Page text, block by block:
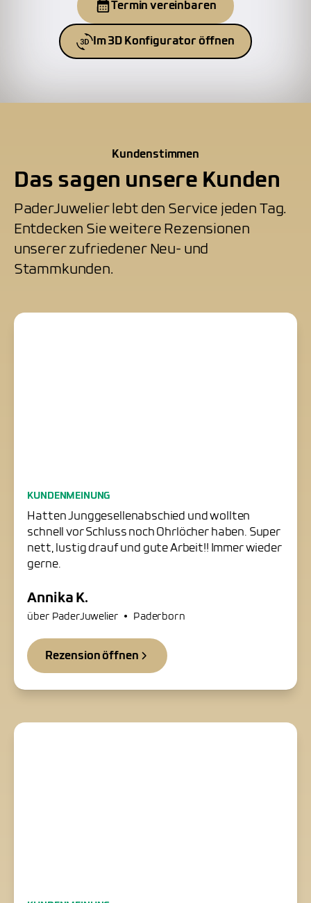
Termin vereinbaren
Im 3D Konfigurator öffnen
Kundenstimmen
Das sagen unsere Kunden
PaderJuwelier lebt den Service jeden Tag.
Entdecken Sie weitere Rezensionen
unserer zufriedener Neu- und
Stammkunden.
Junggesellenabschied
erfolgreich gerettet
KUNDENMEINUNG
Hatten Junggesellenabschied und wollten
schnell vor Schluss noch Ohrlöcher haben. Super
nett, lustig drauf und gute Arbeit!! Immer wieder
gerne.
Annika K.
über PaderJuwelier • Paderborn
Rezension öffnen